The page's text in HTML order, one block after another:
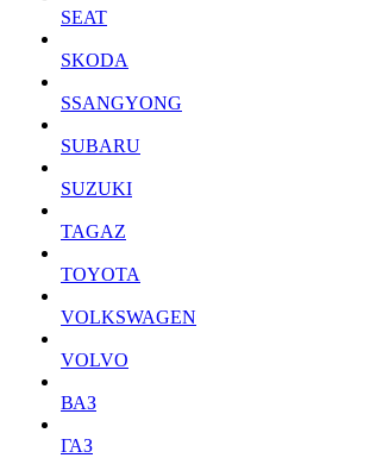
SEAT
SKODA
SSANGYONG
SUBARU
SUZUKI
TAGAZ
TOYOTA
VOLKSWAGEN
VOLVO
ВАЗ
ГАЗ